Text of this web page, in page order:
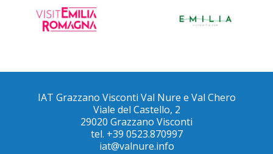
IAT Grazzano Visconti Val Nure e Val Chero
Viale del Castello, 2
29020 Grazzano Visconti
tel. +39 0523.870997
iat@valnure.info